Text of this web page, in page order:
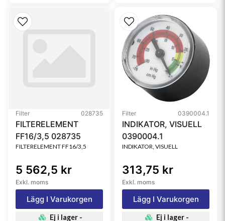
Filter 028735
FILTERELEMENT
FF16/3,5 028735
FILTERELEMENT FF16/3,5
5 562,5 kr
Exkl. moms
Lägg I Varukorgen
Ej i lager -
Filter 0390004.1
INDIKATOR, VISUELL
0390004.1
INDIKATOR, VISUELL
313,75 kr
Exkl. moms
Lägg I Varukorgen
Ej i lager -